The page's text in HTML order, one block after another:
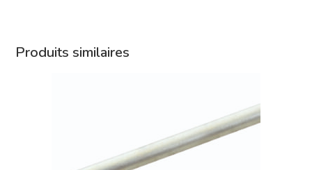
Produits similaires